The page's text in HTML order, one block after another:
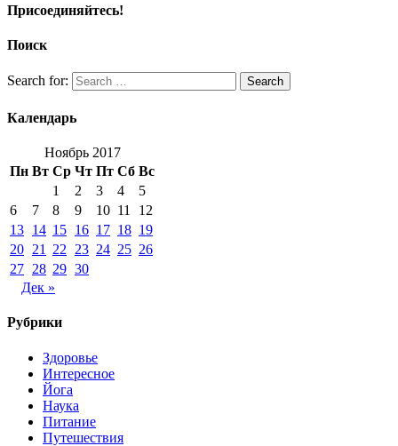
Присоединяйтесь!
Поиск
Search for: Search
Календарь
Ноябрь 2017
Пн Вт Ср Чт Пт Сб Вс
1
2 3 4
5
6
7 8 9 10 11
12
13 14 15 16 17 18 19
20 21 22 23 24 25 26
27 28 29 30
Дек »
Рубрики
Здоровье
Интересное
Йога
Наука
Питание
Путешествия